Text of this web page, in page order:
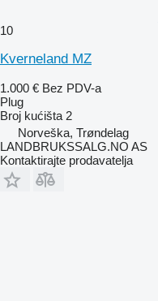
10
Kverneland MZ
1.000 € Bez PDV-a
Plug
Broj kućišta 2
Norveška, Trøndelag
LANDBRUKSSALG.NO AS
Kontaktirajte prodavatelja